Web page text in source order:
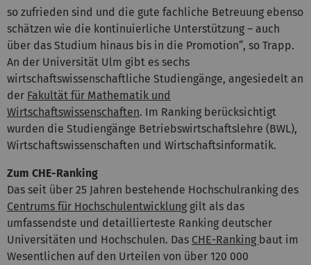
so zufrieden sind und die gute fachliche Betreuung ebenso
schätzen wie die kontinuierliche Unterstützung – auch
über das Studium hinaus bis in die Promotion“, so Trapp.
An der Universität Ulm gibt es sechs
wirtschaftswissenschaftliche Studiengänge, angesiedelt an
der Fakultät für Mathematik und
Wirtschaftswissenschaften. Im Ranking berücksichtigt
wurden die Studiengänge Betriebswirtschaftslehre (BWL),
Wirtschaftswissenschaften und Wirtschaftsinformatik.
Zum CHE-Ranking
Das seit über 25 Jahren bestehende Hochschulranking des
Centrums für Hochschulentwicklung gilt als das
umfassendste und detaillierteste Ranking deutscher
Universitäten und Hochschulen. Das CHE-Ranking baut im
Wesentlichen auf den Urteilen von über 120 000